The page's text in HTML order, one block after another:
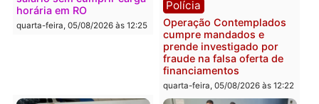
mais de 80 para a prisão
em 2026
retirar propaganda de
Fúria após convenção
quarta-feira, 05/08/2026 às